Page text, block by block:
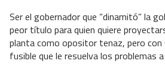
Ser el gobernador que “dinamitó” la
peor título para quien quiere
planta como opositor tenaz, pero con
fusible que le resuelva los problemas